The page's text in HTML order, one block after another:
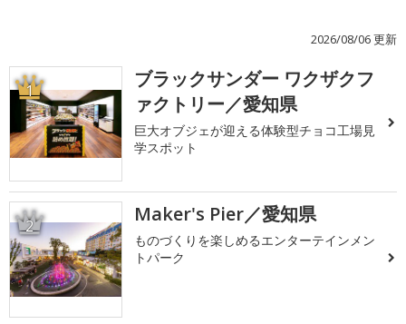
2026/08/06 更新
1
ブラックサンダー ワクザクフ
ァクトリー／愛知県
巨大オブジェが迎える体験型チョコ工場見
学スポット
2 Maker's Pier／愛知県
ものづくりを楽しめるエンターテインメン
トパーク